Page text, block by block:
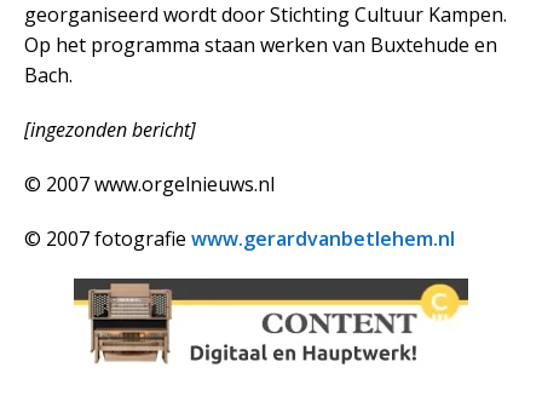
georganiseerd wordt door Stichting Cultuur Kampen.
Op het programma staan werken van Buxtehude en
Bach.
[ingezonden bericht]
© 2007 www.orgelnieuws.nl
© 2007 fotografie www.gerardvanbetlehem.nl